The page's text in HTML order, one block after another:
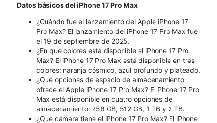
Datos básicos del iPhone 17 Pro Max
¿Cuándo fue el lanzamiento del Apple iPhone 17
Pro Max? El lanzamiento del iPhone 17 Pro Max fue
el 19 de septiembre de 2025.
¿En qué colores está disponible el iPhone 17 Pro
Max? El iPhone 17 Pro Max está disponible en tres
colores: naranja cósmico, azul profundo y plateado.
¿Qué opciones de espacio de almacenamiento
ofrece el Apple iPhone 17 Pro Max? El Phone 17 Pro
Max está disponible en cuatro opciones de
almacenamiento: 256 GB, 512 GB, 1 TB y 2 TB.
¿Qué cámara tiene el iPhone 17 Pro Max? El iPhone